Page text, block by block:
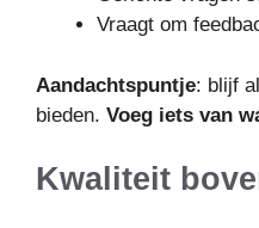
Vraagt om
Aandachtspuntje: blijf
bieden. Voeg iets van
Kwaliteit